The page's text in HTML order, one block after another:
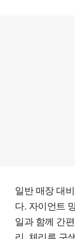
일반 매장 대
다. 자이언트
일과 함께 간